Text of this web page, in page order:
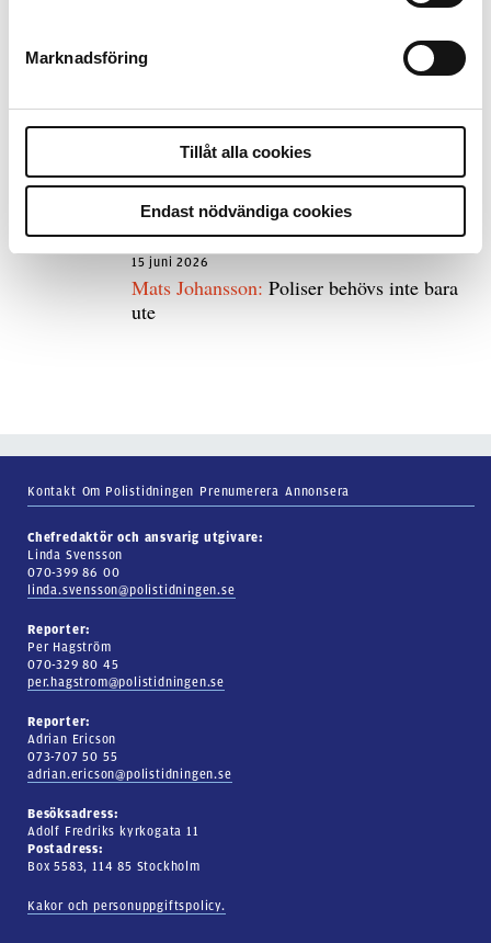
Marknadsföring
Tillåt alla cookies
Endast nödvändiga cookies
bakbinder polisen
7 juli 2026
Debatt:Med för höga krav på evidens kan
polisen inte göra något alls
15 juni 2026
Mats Johansson: Poliser behövs inte bara
ute
Kontakt Om Polistidningen Prenumerera Annonsera
Chefredaktör och ansvarig utgivare:
Linda Svensson
070-399 86 00
linda.svensson@polistidningen.se
Reporter:
Per Hagström
070-329 80 45
per.hagstrom@polistidningen.se
Reporter:
Adrian Ericson
073-707 50 55
adrian.ericson@polistidningen.se
Besöksadress:
Adolf Fredriks kyrkogata 11
Postadress:
Box 5583, 114 85 Stockholm
Kakor och personuppgiftspolicy.